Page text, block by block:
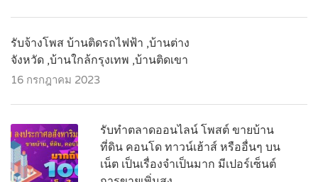
รับจ้างโพส บ้านติดรถไฟฟ้า ,บ้านต่าง
จังหวัด ,บ้านใกล้กรุงเทพ ,บ้านติดเขา
16 กรกฎาคม 2023
รับทำตลาดออนไลน์ โพสต์ ขายบ้าน
ที่ดิน คอนโด ทาวน์เฮ้าส์ หรืออื่นๆ บน
เน็ต เป็นเรื่องจำเป็นมาก มีเปอร์เซ็นต์